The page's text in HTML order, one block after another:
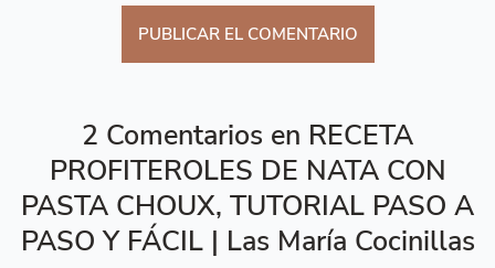
2 Comentarios en RECETA
PROFITEROLES DE NATA CON
PASTA CHOUX, TUTORIAL PASO A
PASO Y FÁCIL | Las María Cocinillas